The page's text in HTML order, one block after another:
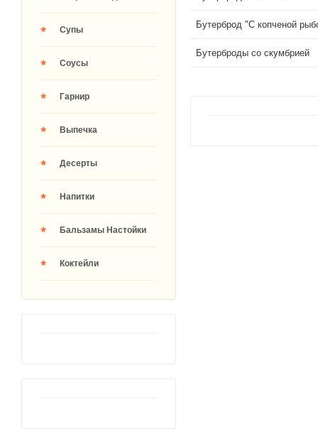
Супы
Соусы
Гарнир
Выпечка
Десерты
Напитки
Бальзамы Настойки
Коктейли
Бутерброд "С копченой
Бутерброды со скумбрией